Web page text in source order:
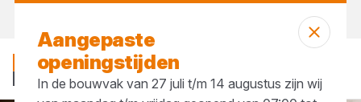
Aangepaste
openingstijden
In de bouwvak van 27 juli t/m 14 augustus zijn wij